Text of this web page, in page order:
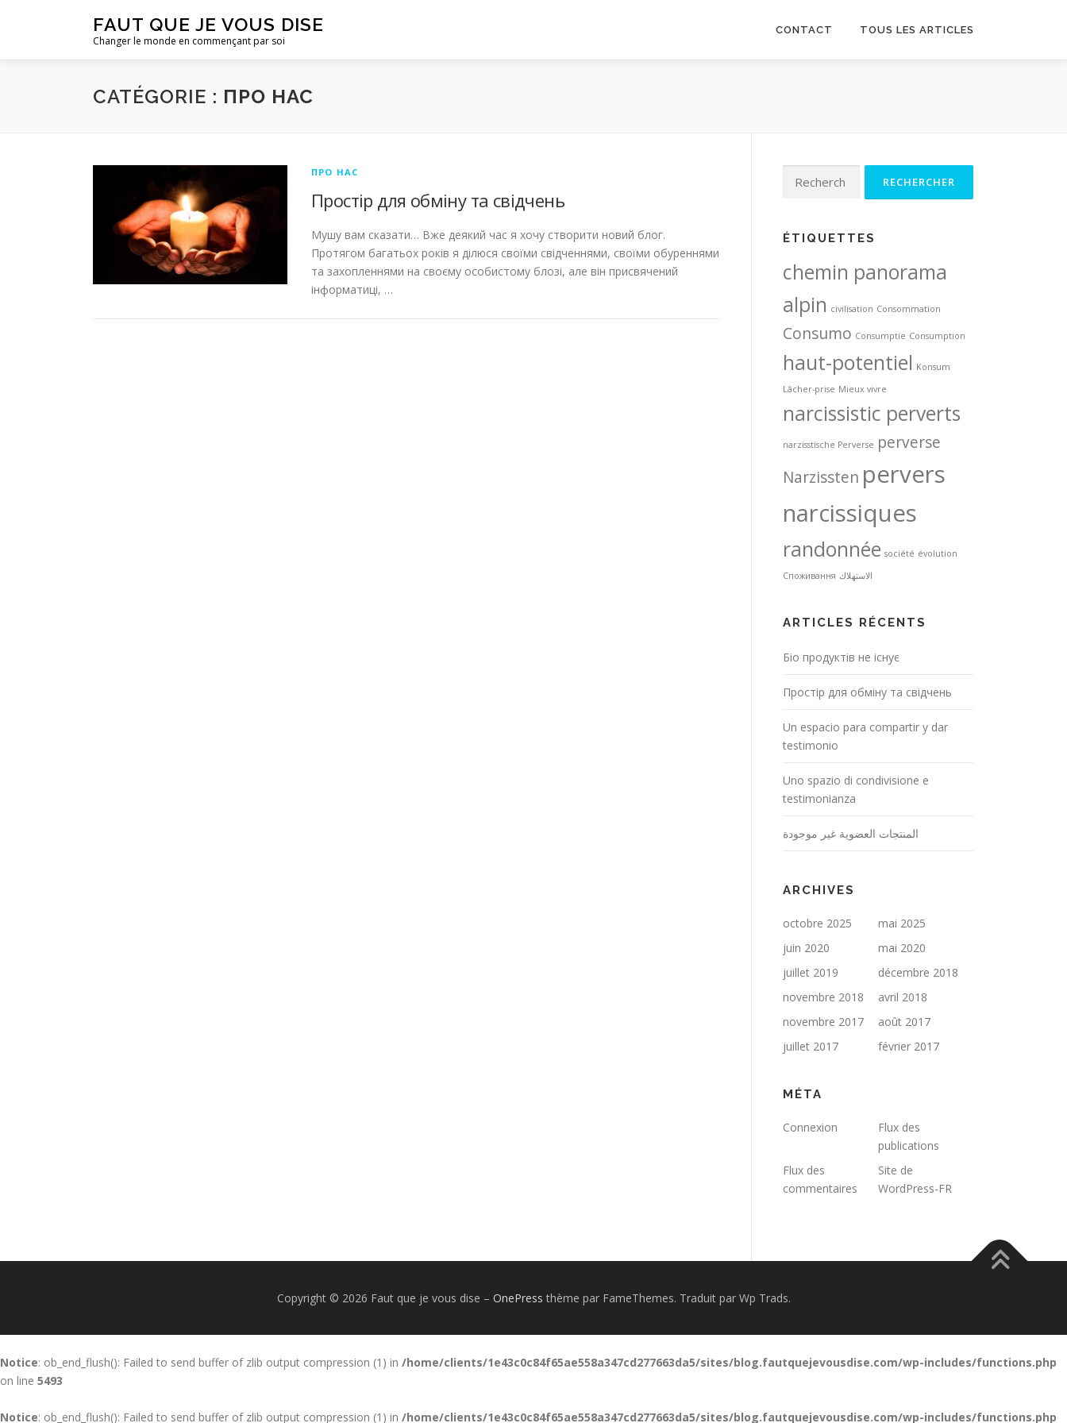
FAUT QUE JE VOUS DISE
Changer le monde en commençant par soi
CONTACT TOUS LES ARTICLES
CATÉGORIE : ПРО НАС
ПРО НАС
Простір для обміну та свідчень
Мушу вам сказати… Вже деякий час я хочу створити новий блог.
Протягом багатьох років я ділюся своїми свідченнями, своїми обуреннями
та захопленнями на своєму особистому блозі, але він присвячений
інформатиці, …
ÉTIQUETTES
chemin panorama
alpin civilisation Consommation
Consumo Consumptie Consumption
haut-potentiel Konsum
Lâcher-prise Mieux vivre
narcissistic perverts
narzisstische Perverse perverse
Narzissten pervers
narcissiques
randonnée société évolution
Споживання الاستهلاك
ARTICLES RÉCENTS
Біо продуктів не існує
Простір для обміну та свідчень
Un espacio para compartir y dar
testimonio
Uno spazio di condivisione e
testimonianza
المنتجات العضوية غير موجودة
ARCHIVES
octobre 2025
mai 2025
juin 2020
mai 2020
juillet 2019
décembre 2018
novembre 2018
avril 2018
novembre 2017
août 2017
juillet 2017
février 2017
MÉTA
Connexion
Flux des
publications
Flux des
commentaires
Site de
WordPress-FR
Copyright © 2026 Faut que je vous dise – OnePress thème par FameThemes. Traduit par Wp Trads.
Notice: ob_end_flush(): Failed to send buffer of zlib output compression (1) in /home/clients/1e43c0c84f65ae558a347cd277663da5/sites/blog.fautquejevousdise.com/wp-includes/functions.php
on line 5493
Notice: ob_end_flush(): Failed to send buffer of zlib output compression (1) in /home/clients/1e43c0c84f65ae558a347cd277663da5/sites/blog.fautquejevousdise.com/wp-includes/functions.php